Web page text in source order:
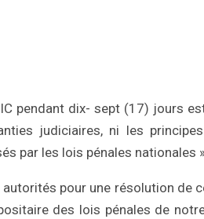
pendant dix- sept (17) jours
judiciaires, ni les
par les lois pénales nationales
pour une résolution de
des lois pénales de